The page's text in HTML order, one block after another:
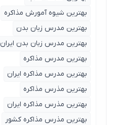
بهترین شیوه آمورش مذاکره
بهترین مدرس زبان بدن
بهترین مدرس زبان بدن ایران
بهترین مدرس مذاکره
بهترین مدرس مذاکره ایران
بهترین مذرس مذاکره
بهترین مذرس مذاکره ایران
بهترین مذرس مذاکره کشور